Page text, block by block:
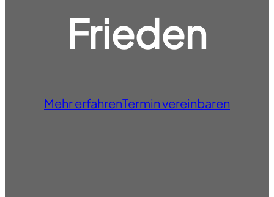
Frieden
Mehr erfahrenTermin vereinbaren